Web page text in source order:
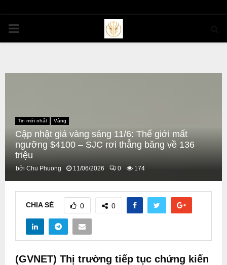
PRIMARY
Tin mới nhất Vàng
Cập nhật giá vàng sáng 11/6: Thế giới mất
ngưỡng $4100 – SJC rơi thẳng băng về 136
triệu
bởi Chu Phuong 11/06/2026 0 174
CHIA SẺ 0 0
(GVNET) Thị trường tiếp tục chứng kiến